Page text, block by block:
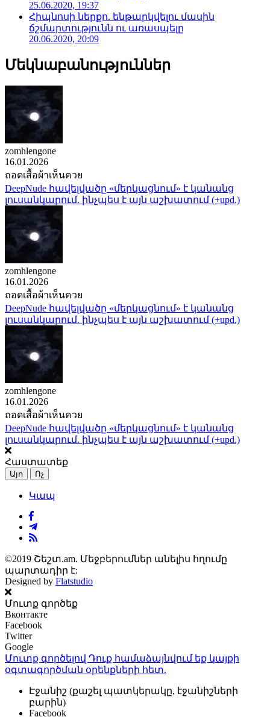
25.06.2020, 19:37
Հիպնոսի ներքո. ենթարկվելու մասին
ճշմարտությունն ու առասպելը
20.06.2020, 20:09
Մեկնաբանություններ
zomhlengone
16.01.2026
ถอดเสื้อผ้าเห็นควย
DeepNude հավելվածը «մերկացնում» է կանանց
լուսանկարում. ինչպես է այն աշխատում (+upd.)
zomhlengone
16.01.2026
ถอดเสื้อผ้าเห็นควย
DeepNude հավելվածը «մերկացնում» է կանանց
լուսանկարում. ինչպես է այն աշխատում (+upd.)
zomhlengone
16.01.2026
ถอดเสื้อผ้าเห็นควย
DeepNude հավելվածը «մերկացնում» է կանանց
լուսանկարում. ինչպես է այն աշխատում (+upd.)
Հաստատեք
Այո Ոչ
Կապ
©2019 Շեշտ.am. Մեջբերումներ անելիս հղումը
պարտադիր է:
Designed by Flatstudio
Մուտք գործեք
Вконтакте
Facebook
Twitter
Google
Մուտք գործելով Դուք համաձայնվում եք կայքի
օգտագործման օրենքների հետ.
Էջանիշ (քաշել պատկերակը, էջանիշների
բարին)
Facebook